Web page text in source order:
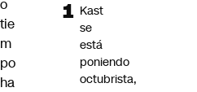
o
tie
m
po
ha
Kast
se
está
poniendo
octubrista,